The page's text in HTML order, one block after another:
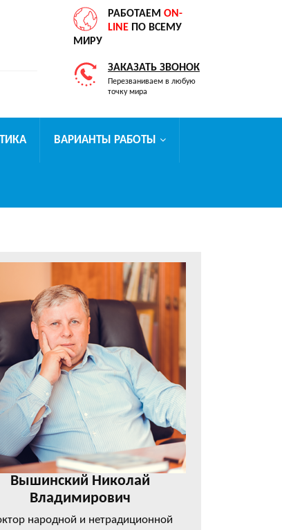
РАБОТАЕМ ON-
LINE ПО ВСЕМУ
МИРУ
ЗАКАЗАТЬ ЗВОНОК
Перезваниваем в любую
точку мира
ВАРИАНТЫ РАБОТЫ
Вышинский Николай
Владимирович
народной и нетрадиционной